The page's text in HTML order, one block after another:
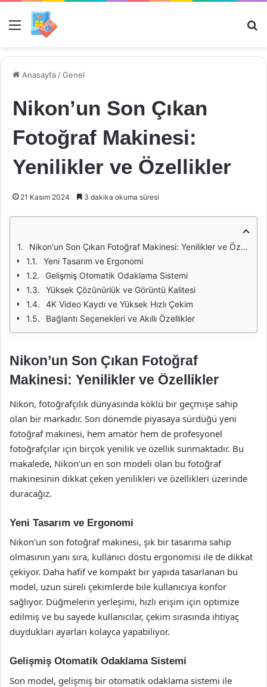
Menü
Anasayfa /Genel
Nikon’un Son Çıkan
Fotoğraf Makinesi:
Yenilikler ve Özellikler
21 Kasım 2024 3 dakika okuma süresi
Nikon'un Son Çıkan Fotoğraf Makinesi: Yenilikler ve Özellikler
Yeni Tasarım ve Ergonomi
Gelişmiş Otomatik Odaklama Sistemi
Yüksek Çözünürlük ve Görüntü Kalitesi
4K Video Kaydı ve Yüksek Hızlı Çekim
Bağlantı Seçenekleri ve Akıllı Özellikler
Nikon’un Son Çıkan Fotoğraf
Makinesi: Yenilikler ve Özellikler
Nikon, fotoğrafçılık dünyasında köklü bir geçmişe sahip
olan bir markadır. Son dönemde piyasaya sürdüğü yeni
fotoğraf makinesi, hem amatör hem de profesyonel
fotoğrafçılar için birçok yenilik ve özellik sunmaktadır. Bu
makalede, Nikon’un en son modeli olan bu fotoğraf
makinesinin dikkat çeken yenilikleri ve özellikleri üzerinde
duracağız.
Yeni Tasarım ve Ergonomi
Nikon’un son fotoğraf makinesi, şık bir tasarıma sahip
olmasının yanı sıra, kullanıcı dostu ergonomisi ile de dikkat
çekiyor. Daha hafif ve kompakt bir yapıda tasarlanan bu
model, uzun süreli çekimlerde bile kullanıcıya konfor
sağlıyor. Düğmelerin yerleşimi, hızlı erişim için optimize
edilmiş ve bu sayede kullanıcılar, çekim sırasında ihtiyaç
duydukları ayarları kolayca yapabiliyor.
Gelişmiş Otomatik Odaklama Sistemi
Son model, gelişmiş bir otomatik odaklama sistemi ile